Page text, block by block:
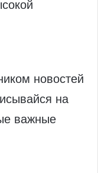
новостей
на
важные